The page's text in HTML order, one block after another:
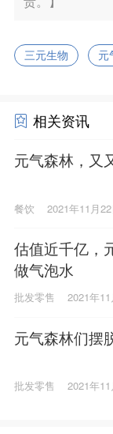
三元生物 元
相关资讯
元气森林，又
餐饮 2021年11月22
估值近千亿，
做气泡水
批发零售 2021年11
元气森林们摆
批发零售 2021年11